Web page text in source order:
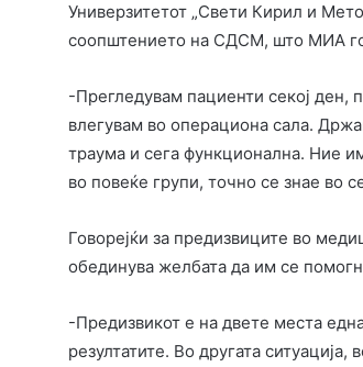
Универзитетот „Свети Кирил и
соопштението на СДСМ, што МИА
-Прегледувам пациенти секој ден,
влегувам во операциона сала.
траума и сега функционална. Ние
во повеќе групи, точно се знае во
Говорејќи за предизвиците во
обединува желбата да им се
-Предизвикот е на двете места
резултатите. Во другата